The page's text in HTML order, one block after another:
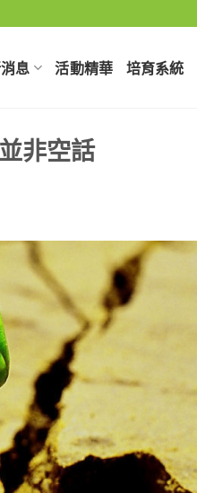
息 活動精華 培育系統
非空話